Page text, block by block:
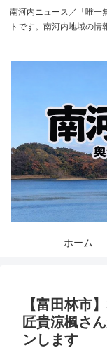
南河内ニュース／「唯一
トです。南河内地域の
ホーム
【富田林市
匠貴涼楓さ
ンします